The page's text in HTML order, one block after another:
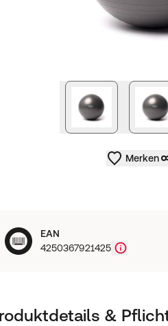
nächstes Bild
Merken
EAN
4250367921425
&